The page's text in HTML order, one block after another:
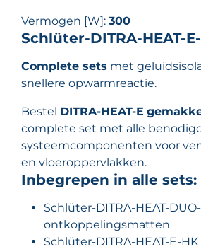
Vermogen [W]: 300
Schlüter-DITRA-HEAT-
Complete sets met
snellere opwarmreactie.
Bestel DITRA-HEAT-E
complete set met alle
systeemcomponenten voor
en vloeroppervlakken.
Inbegrepen in alle sets:
Schlüter-DITRA-HEAT-
ontkoppelingsmatten
Schlüter-DITRA-HEAT-E-HK